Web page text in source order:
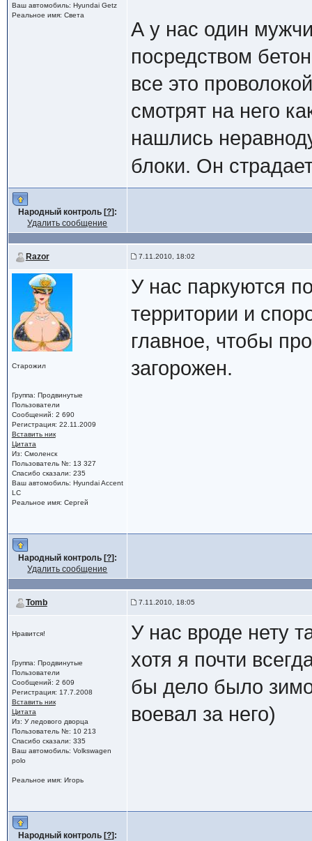
Ваш автомобиль: Hyundai Getz
Реальное имя: Света
А у нас один
посредством
все это
смотрят на него
нашлись
блоки. Он
Народный контроль [?]:
Удалить сообщение
Razor 7.11.2010, 18:02
Старожил
Группа: Продвинутые
Пользователи
Сообщений: 2 690
Регистрация: 22.11.2009
Вставить ник
Цитата
Из: Смоленск
Пользователь №: 13 327
Спасибо сказали: 235
Ваш автомобиль: Hyundai Accent
LC
Реальное имя: Сергей
У нас паркуются
территории и
главное, чтобы
загорожен.
Народный контроль [?]:
Удалить сообщение
Tomb 7.11.2010, 18:05
Нравится!
Группа: Продвинутые
Пользователи
Сообщений: 2 609
Регистрация: 17.7.2008
Вставить ник
Цитата
Из: У ледового дворца
Пользователь №: 10 213
Спасибо сказали: 335
Ваш автомобиль: Volkswagen
polo
Реальное имя: Игорь
У нас вроде нету
хотя я почти
бы дело было
воевал за него)
Народный контроль [?]: